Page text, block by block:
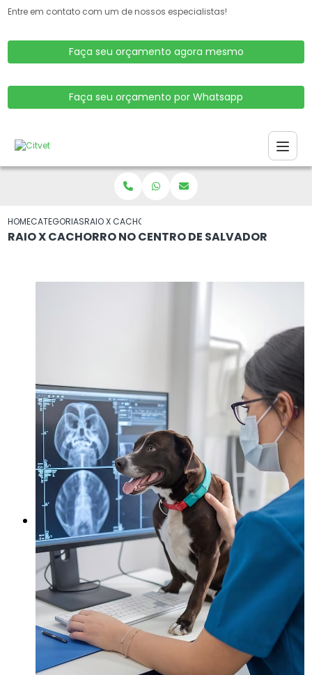
Entre em contato com um de nossos especialistas!
Faça seu orçamento agora mesmo
Faça seu orçamento por Whatsapp
HOMECATEGORIASRAIO X CACHORRO NO CENTRO DE SALVADOR
RAIO X CACHORRO NO CENTRO DE SALVADOR